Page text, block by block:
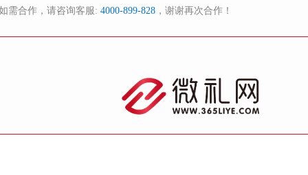
需合作，请咨询客服: 4000-899-828 ，谢谢再次合作！